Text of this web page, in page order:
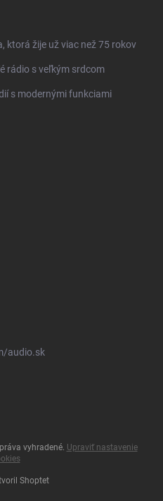
ktorá žije už viac než 75 rokov
rádio s veľkým srdcom
s modernými funkciami
audio.sk
Shoptet
vyhradené. Upraviť nastavenie